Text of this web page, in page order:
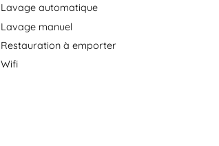
Lavage automatique
Lavage manuel
Restauration à emporter
Wifi